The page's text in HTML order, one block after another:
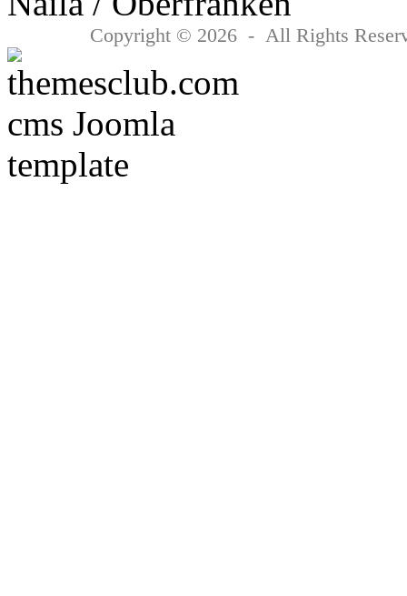
Copyright © 2026 - All Rights